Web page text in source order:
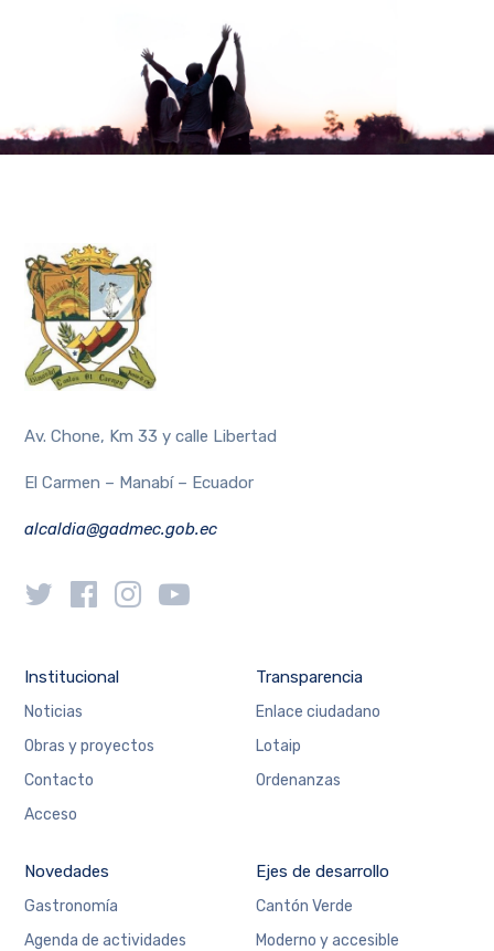
Av. Chone, Km 33 y calle Libertad
El Carmen – Manabí – Ecuador
alcaldia@gadmec.gob.ec
Institucional
Noticias
Obras y proyectos
Contacto
Acceso
Transparencia
Enlace ciudadano
Lotaip
Ordenanzas
Novedades
Gastronomía
Agenda de actividades
Ejes de desarrollo
Cantón Verde
Moderno y accesible